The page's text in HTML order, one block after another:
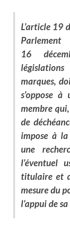
L’article 19
16
marques,
s’oppose
membre
de
impose à la
une
l’éventuel
titulaire et
mesure du
l’appui de